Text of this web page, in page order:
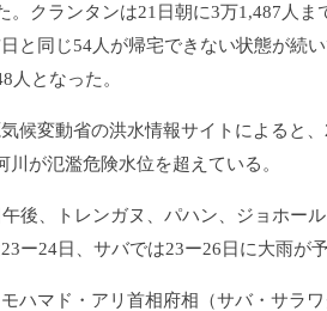
。
クランタンは21日朝に3万1,487人ま
と同じ54人が帰宅できない状態が続い
人となった。
候変動省の洪水情報サイトによると、
川が氾濫危険水位を超えている。
後、トレンガヌ、パハン、ジョホール
ー24日、 サバでは23ー26日に大雨が
ハマド・アリ首相府相（サバ・サラワ